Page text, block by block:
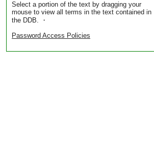
Select a portion of the text by dragging your
mouse to view all terms in the text contained in
the DDB. ・
Password Access Policies